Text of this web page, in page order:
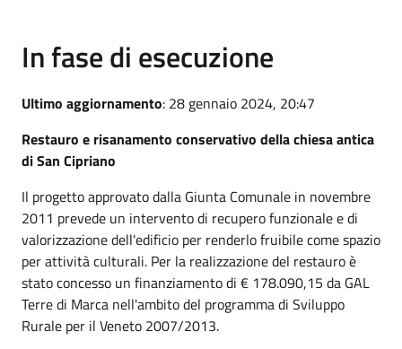
In fase di esecuzione
Ultimo aggiornamento: 28 gennaio 2024, 20:47
Restauro e risanamento conservativo della chiesa antica
di San Cipriano
Il progetto approvato dalla Giunta Comunale in novembre
2011 prevede un intervento di recupero funzionale e di
valorizzazione dell'edificio per renderlo fruibile come spazio
per attività culturali. Per la realizzazione del restauro è
stato concesso un finanziamento di € 178.090,15 da GAL
Terre di Marca nell'ambito del programma di Sviluppo
Rurale per il Veneto 2007/2013.